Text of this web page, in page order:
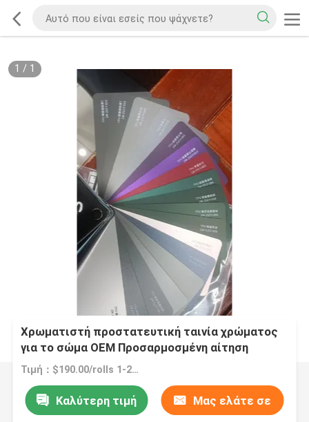
1 / 1
Χρωματιστή προστατευτική ταινία χρώματος
για το σώμα OEM Προσαρμοσμένη αίτηση
προδιαγραφής
Τιμή：$190.00/rolls 1-2 rolls
Καλύτερη τιμή Μας ελάτε σε